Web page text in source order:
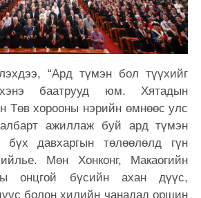
“Ард түмэн бол түүхийг
баатрууд юм. Хятадын
Төв хорооны нэрийн өмнөөс улс
ажиллажбуй ард түмэн
бүх давхаргын төлөөлөлд гүн
Мөн Хонконг, Макаогийн
онцгой бүсийн ахан дүүс,
болон хилийн чанадад оршин